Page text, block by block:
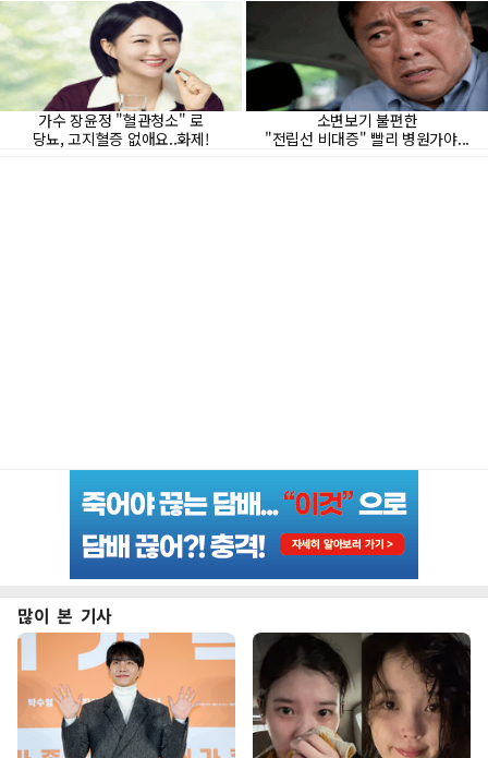
많이 본 기사